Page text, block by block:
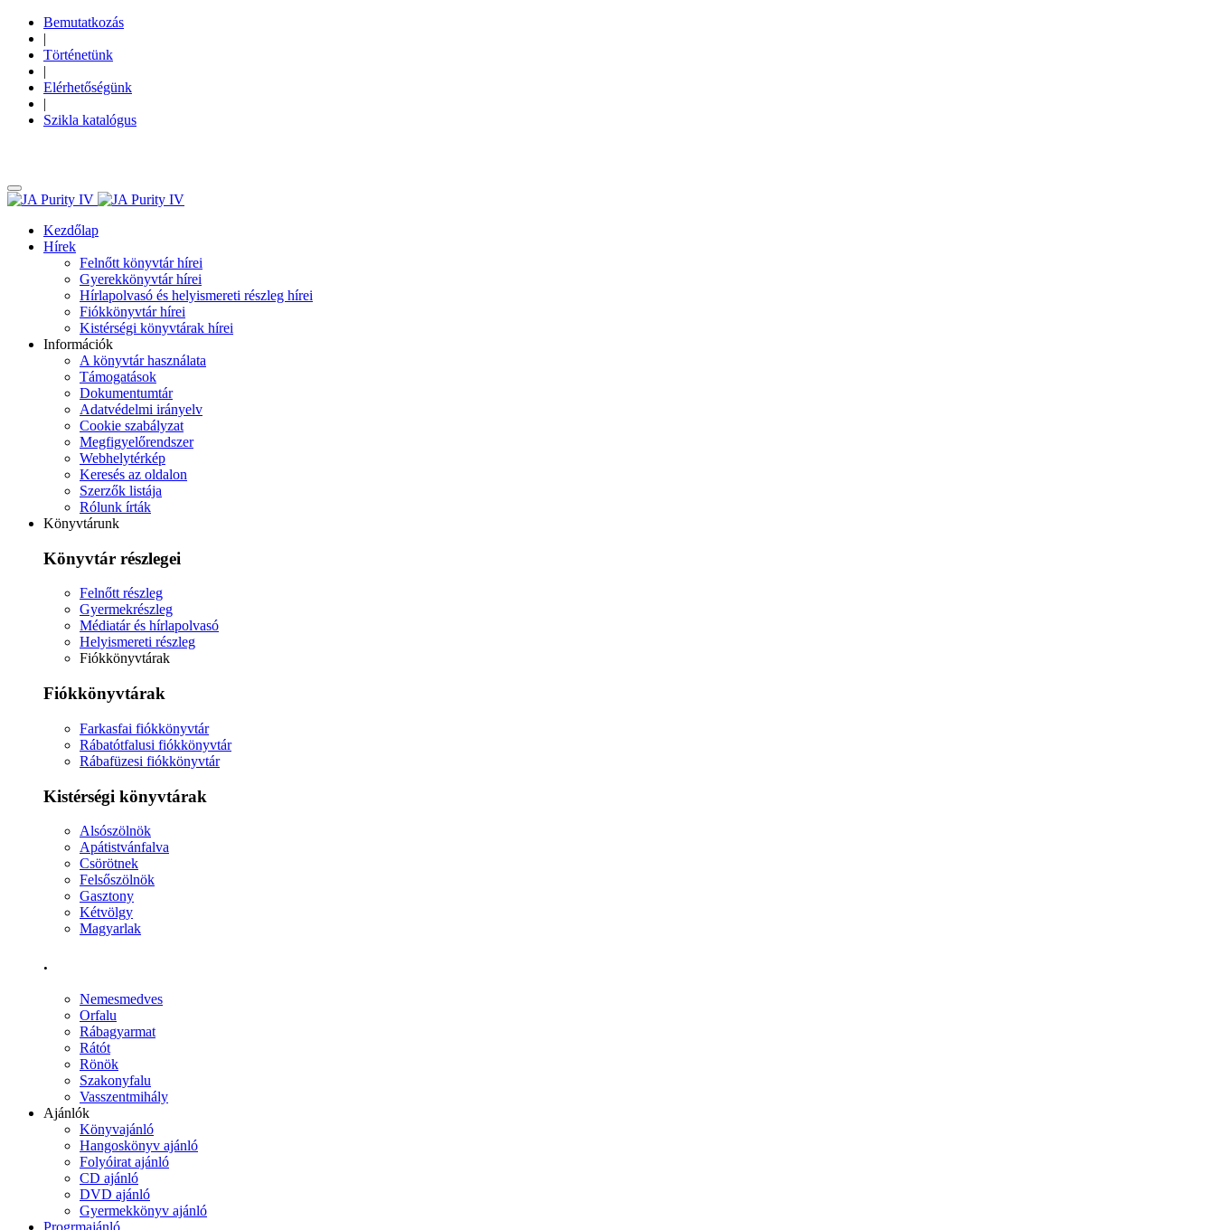
Bemutatkozás
|
Történetünk
|
Elérhetőségünk
|
Szikla katalógus
Kezdőlap
Hírek
Felnőtt könyvtár hírei
Gyerekkönyvtár hírei
Hírlapolvasó és helyismereti részleg hírei
Fiókkönyvtár hírei
Kistérségi könyvtárak hírei
Információk
A könyvtár használata
Támogatások
Dokumentumtár
Adatvédelmi irányelv
Cookie szabályzat
Megfigyelőrendszer
Webhelytérkép
Keresés az oldalon
Szerzők listája
Rólunk írták
Könyvtárunk
Könyvtár részlegei
Felnőtt részleg
Gyermekrészleg
Médiatár és hírlapolvasó
Helyismereti részleg
Fiókkönyvtárak
Fiókkönyvtárak
Farkasfai fiókkönyvtár
Rábatótfalusi fiókkönyvtár
Rábafüzesi fiókkönyvtár
Kistérségi könyvtárak
Alsószölnök
Apátistvánfalva
Csörötnek
Felsőszölnök
Gasztony
Kétvölgy
Magyarlak
.
Nemesmedves
Orfalu
Rábagyarmat
Rátót
Rönök
Szakonyfalu
Vasszentmihály
Ajánlók
Könyvajánló
Hangoskönyv ajánló
Folyóirat ajánló
CD ajánló
DVD ajánló
Gyermekkönyv ajánló
Progrmajánló